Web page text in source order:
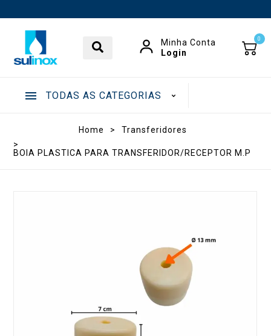
Minha Conta
Login
0
. TODAS AS CATEGORIAS
Home >
Transferidores
>
BOIA PLASTICA PARA TRANSFERIDOR/RECEPTOR M.P